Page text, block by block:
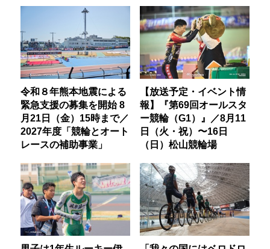
令和８年熊本地震による
緊急支援の募集を開始 8
月21日（金）15時まで／
2027年度「競輪とオート
レースの補助事業」
【放送予定・イベント情
報】『第69回オールスタ
ー競輪（G1）』／8月11
日（火・祝）〜16日
（日）松山競輪場